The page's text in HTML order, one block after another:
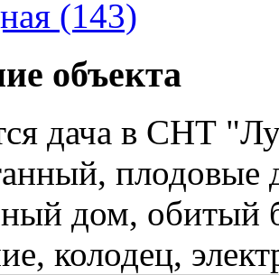
(143)
объекта
дача в СНТ
плодовые
дом, обитый
колодец,